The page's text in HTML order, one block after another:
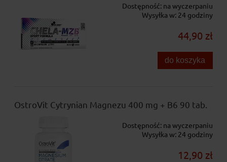
Dostępność: na wyczerpaniu
Wysyłka w: 24 godziny
44,90 zł
do koszyka
OstroVit Cytrynian Magnezu 400 mg + B6 90 tab.
Dostępność: na wyczerpaniu
Wysyłka w: 24 godziny
12,90 zł